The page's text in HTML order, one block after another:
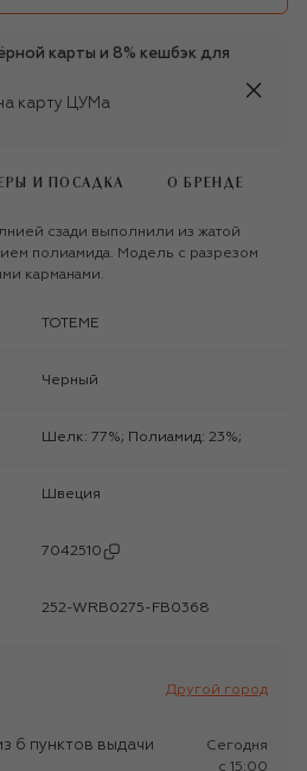
карты и 8% кешбэк для
карту ЦУМа
И ПОСАДКА О БРЕНДЕ
сзади выполнили из жатой
полиамида. Модель с разрезом
карманами.
TOTEME
Черный
Шелк: 77%; Полиамид: 23%;
Швеция
7042510
252-WRB0275-FB0368
Другой город
6 пунктов выдачи
Сегодня
c 15:00